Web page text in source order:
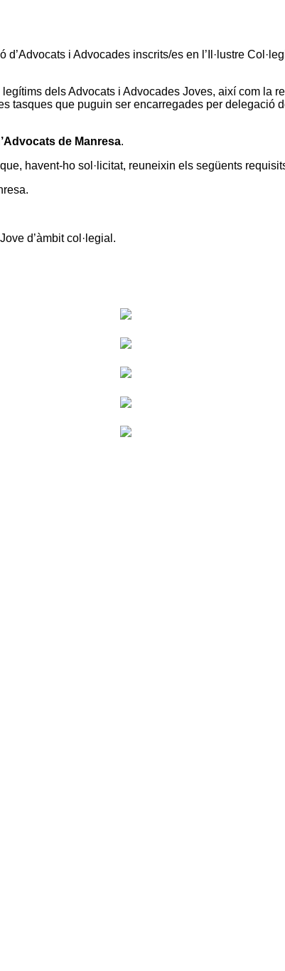
d’Advocats i Advocades inscrits/es en l’Il·lustre
dels Advocats i Advocades Joves, així com la
tasques que puguin ser encarregades per delegació
de Manresa.
havent-ho sol·licitat, reuneixin els següents
d’àmbit col·legial.